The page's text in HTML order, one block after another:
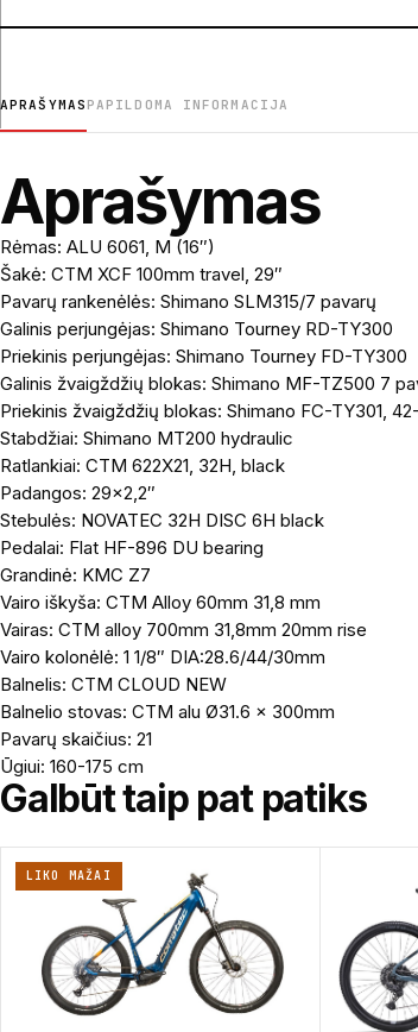
APRAŠYMAS PAPILDOMA INFORMACIJA
Aprašymas
Rėmas: ALU 6061, M (16″)
Šakė: CTM XCF 100mm travel, 29″
Pavarų rankenėlės: Shimano SLM315/7 pavarų
Galinis perjungėjas: Shimano Tourney RD-TY300
Priekinis perjungėjas: Shimano Tourney FD-TY300
Galinis žvaigždžių blokas: Shimano MF-TZ500 7
Priekinis žvaigždžių blokas: Shimano FC-TY301,
Stabdžiai: Shimano MT200 hydraulic
Ratlankiai: CTM 622X21, 32H, black
Padangos: 29×2,2″
Stebulės: NOVATEC 32H DISC 6H black
Pedalai: Flat HF-896 DU bearing
Grandinė: KMC Z7
Vairo iškyša: CTM Alloy 60mm 31,8 mm
Vairas: CTM alloy 700mm 31,8mm 20mm rise
Vairo kolonėlė: 1 1/8″ DIA:28.6/44/30mm
Balnelis: CTM CLOUD NEW
Balnelio stovas: CTM alu Ø31.6 x 300mm
Pavarų skaičius: 21
Ūgiui: 160-175 cm
Galbūt taip pat patiks
LIKO MAŽAI